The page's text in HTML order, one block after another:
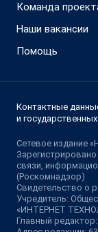
Команда
Наши вакансии
Помощь
Контактные
и
Сетевое издание
связи,
(Роскомнадзор)
Свидетельство о
Учредитель:
«ИНТЕРНЕТ
Главный